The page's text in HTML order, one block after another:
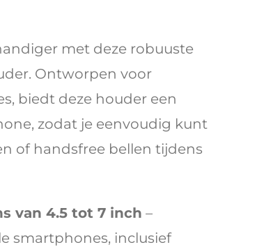
met deze robuuste
Ontworpen voor
biedt deze houder een
zodat je eenvoudig kunt
of handsfree bellen tijdens
van 4.5 tot 7 inch –
smartphones, inclusief